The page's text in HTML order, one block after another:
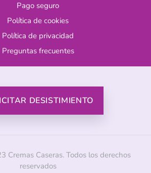
Pago seguro
Política de cookies
Política de privacidad
Preguntas frecuentes
DESISTIMIENTO
Cremas Caseras. Todos los derechos
reservados